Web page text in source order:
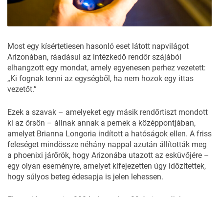
Most egy kísértetiesen hasonló eset látott napvilágot
Arizonában, ráadásul az intézkedő rendőr szájából
elhangzott egy mondat, amely egyenesen perhez vezetett:
„Ki fognak tenni az egységből, ha nem hozok egy ittas
vezetőt.”
Ezek a szavak – amelyeket egy másik rendőrtiszt mondott
ki az őrsön – állnak annak a pernek a középpontjában,
amelyet Brianna Longoria indított a hatóságok ellen. A friss
feleséget mindössze néhány nappal azután állították meg
a phoenixi járőrök, hogy Arizonába utazott az esküvőjére –
egy olyan eseményre, amelyet kifejezetten úgy időzítettek,
hogy súlyos beteg édesapja is jelen lehessen.